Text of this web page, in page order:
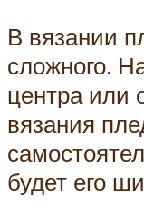
В вязании
сложного.
центра или
вязания
будет его